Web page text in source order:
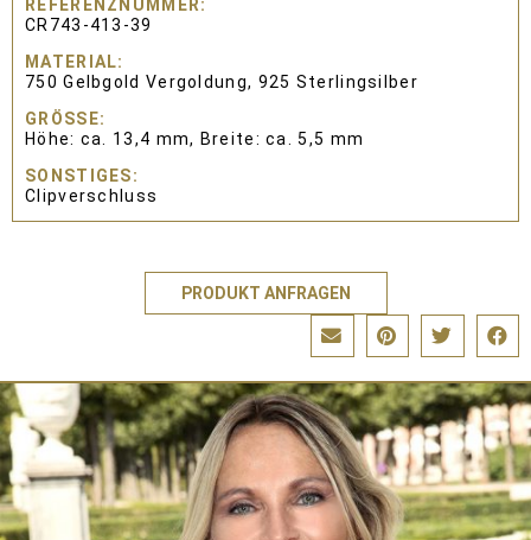
REFERENZNUMMER
CR743-413-39
MATERIAL
750 Gelbgold Vergoldung, 925 Sterlingsilber
GRÖSSE
Höhe: ca. 13,4 mm, Breite: ca. 5,5 mm
SONSTIGES
Clipverschluss
PRODUKT ANFRAGEN